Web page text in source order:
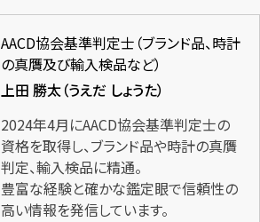
AACD協会基準判定士（ブランド品、時計
の真贋及び輸入検品など）
上田 勝太（うえだ しょうた）
2024年4月にAACD協会基準判定士の
資格を取得し、ブランド品や時計の真贋
判定、輸入検品に精通。
豊富な経験と確かな鑑定眼で信頼性の
高い情報を発信しています。